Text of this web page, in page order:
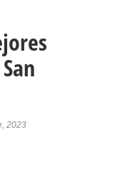
2023